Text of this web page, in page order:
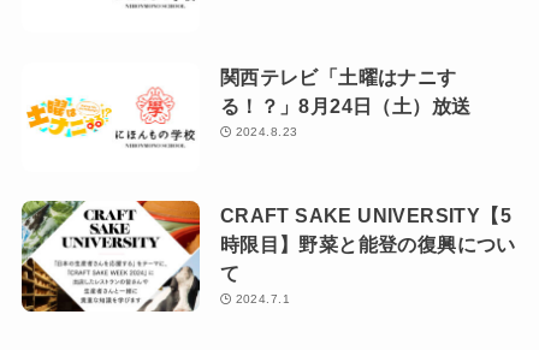
関西テレビ「土曜はナニす
る！？」8月24日（土）放送
2024.8.23
CRAFT SAKE UNIVERSITY【5
時限目】野菜と能登の復興につい
て
2024.7.1